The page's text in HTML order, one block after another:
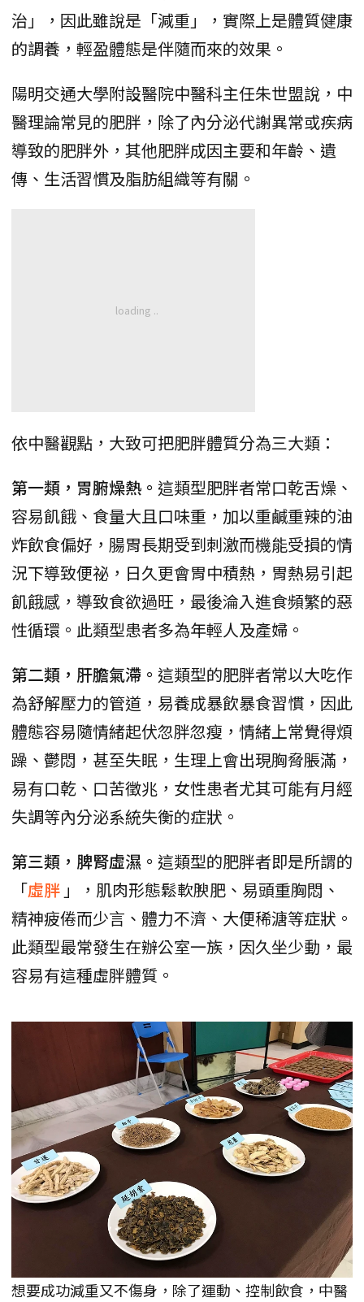
治」，因此雖說是「減重」，實際上是體質健康
的調養，輕盈體態是伴隨而來的效果。
陽明交通大學附設醫院中醫科主任朱世盟說，中
醫理論常見的肥胖，除了內分泌代謝異常或疾病
導致的肥胖外，其他肥胖成因主要和年齡、遺
傳、生活習慣及脂肪組織等有關。
依中醫觀點，大致可把肥胖體質分為三大類：
第一類，胃腑燥熱。 這類型肥胖者常口乾舌燥、
容易飢餓、食量大且口味重，加以重鹹重辣的油
炸飲食偏好，腸胃長期受到刺激而機能受損的情
況下導致便祕，日久更會胃中積熱，胃熱易引起
飢餓感，導致食欲過旺，最後淪入進食頻繁的惡
性循環。此類型患者多為年輕人及產婦。
第二類，肝膽氣滯。 這類型的肥胖者常以大吃作
為舒解壓力的管道，易養成暴飲暴食習慣，因此
體態容易隨情緒起伏忽胖忽瘦，情緒上常覺得煩
躁、鬱悶，甚至失眠，生理上會出現胸脅脹滿，
易有口乾、口苦徵兆，女性患者尤其可能有月經
失調等內分泌系統失衡的症狀。
第三類，脾腎虛濕。 這類型的肥胖者即是所謂的
「虛胖 」，肌肉形態鬆軟腴肥、易頭重胸悶、
精神疲倦而少言、體力不濟、大便稀溏等症狀。
此類型最常發生在辦公室一族，因久坐少動，最
容易有這種虛胖體質。
想要成功減重又不傷身，除了運動、控制飲食，中醫